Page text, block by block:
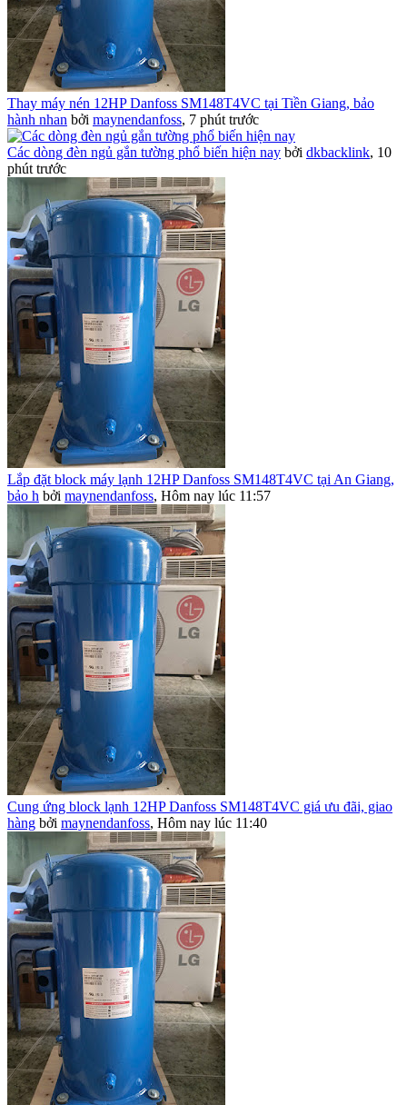
Thay máy nén 12HP Danfoss SM148T4VC tại Tiền Giang, bảo
hành nhan bởi maynendanfoss, 7 phút trước
Các dòng đèn ngủ gắn tường phổ biến hiện nay bởi dkbacklink, 10
phút trước
Lắp đặt block máy lạnh 12HP Danfoss SM148T4VC tại An Giang,
bảo h bởi maynendanfoss, Hôm nay lúc 11:57
Cung ứng block lạnh 12HP Danfoss SM148T4VC giá ưu đãi, giao
hàng bởi maynendanfoss, Hôm nay lúc 11:40